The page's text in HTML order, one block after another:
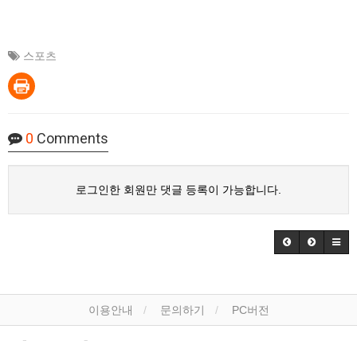
스포츠
0 Comments
로그인한 회원만 댓글 등록이 가능합니다.
이용안내 문의하기 PC버전